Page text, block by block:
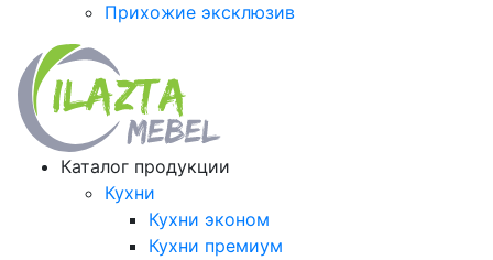
Прихожие эксклюзив
Каталог продукции
Кухни
Кухни эконом
Кухни премиум